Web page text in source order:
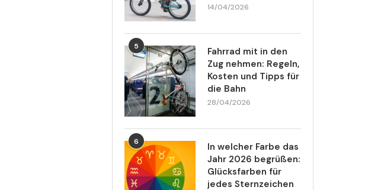
14/04/2026
5
Fahrrad mit in den
Zug nehmen: Regeln,
Kosten und Tipps für
die Bahn
28/04/2026
6
In welcher Farbe das
Jahr 2026 begrüßen:
Glücksfarben für
jedes Sternzeichen